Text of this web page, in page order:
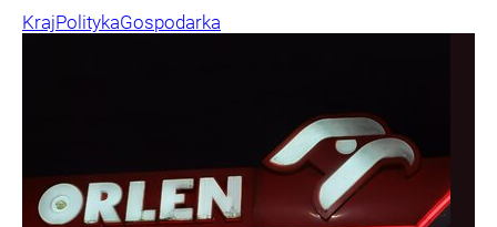
KrajPolitykaGospodarka